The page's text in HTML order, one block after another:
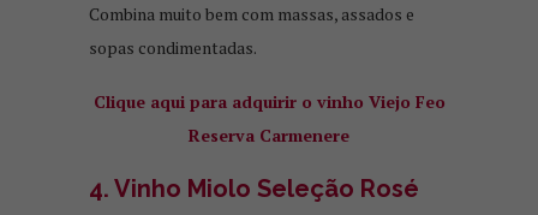
Combina muito bem com massas, assados e
sopas condimentadas.
Clique aqui para adquirir o vinho Viejo Feo
Reserva Carmenere
4. Vinho Miolo Seleção Rosé